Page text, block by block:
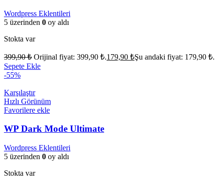
Wordpress Eklentileri
5 üzerinden 0 oy aldı
Stokta var
399,90₺ Orijinal fiyat: 399,90 ₺.179,90 ₺Şu andaki fiyat: 179,90 ₺.
Sepete Ekle
-55%
Karşılaştır
Hızlı Görünüm
Favorilere ekle
WP Dark Mode Ultimate
Wordpress Eklentileri
5 üzerinden 0 oy aldı
Stokta var